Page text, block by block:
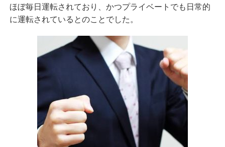
ほぼ毎日運転されており、かつプライベートでも日常的
に運転されているとのことでした。